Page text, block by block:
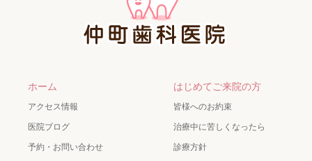
ホーム
アクセス情報
医院ブログ
予約・お問い合わせ
はじめてご来院の方
皆様へのお約束
治療中に苦しくなったら
診療方針